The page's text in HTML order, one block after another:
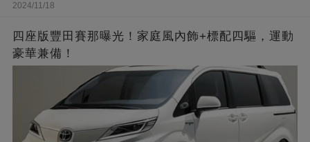
2024/11/18
四座版豐田賽那曝光！家庭風內飾+標配四驅，運動
豪華兼備！